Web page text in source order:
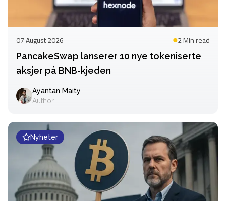
07 August 2026 2 Minread
PancakeSwap lanserer 10 nye tokeniserte
aksjer på BNB-kjeden
Ayantan Maity
Author
Nyheter